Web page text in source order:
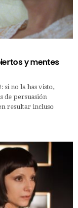
y mentes
si no la has visto,
de persuasión
resultar incluso